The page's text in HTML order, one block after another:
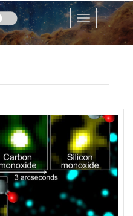
Menu